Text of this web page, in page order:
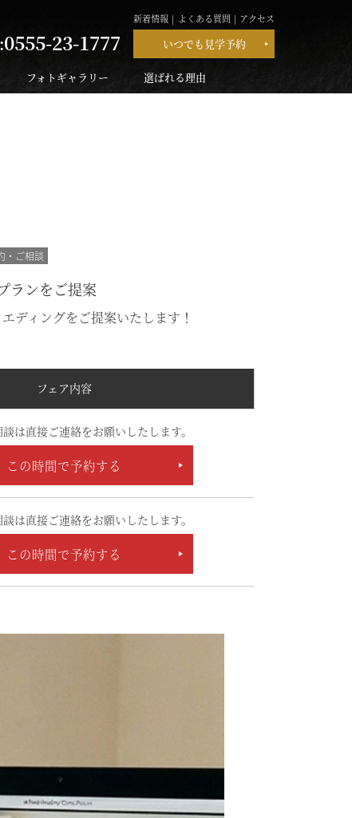
アクセス
よくある質問
新着情報
0555-23-1777 いつでも見学予約
フォトギャラリー 選ばれる理由
・ご相談
ランをご提案
ディングをご提案いたします！
フェア内容
は直接ご連絡をお願いしたします。
この時間で予約する
は直接ご連絡をお願いしたします。
この時間で予約する